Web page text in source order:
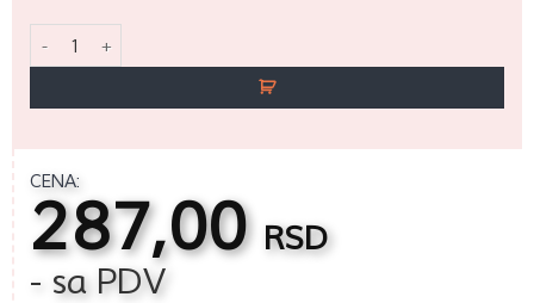
CENA:
287,00 RSD
- sa PDV